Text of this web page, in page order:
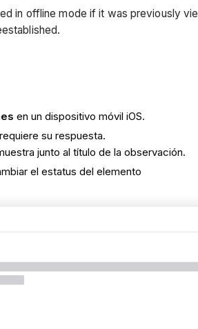
in offline mode if it was previously
en un dispositivo móvil iOS.
su respuesta.
junto al título de la observación.
el estatus del elemento